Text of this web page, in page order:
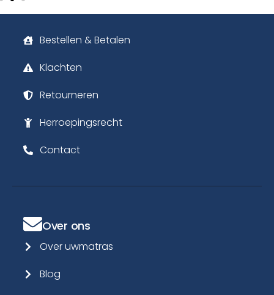
Bestellen & Betalen
Klachten
Retourneren
Herroepingsrecht
Contact
Over ons
Over uwmatras
Blog